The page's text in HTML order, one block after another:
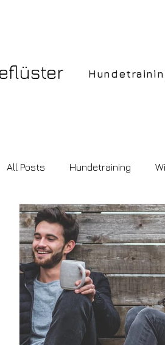
All Posts Hundetraining
Hundekauf